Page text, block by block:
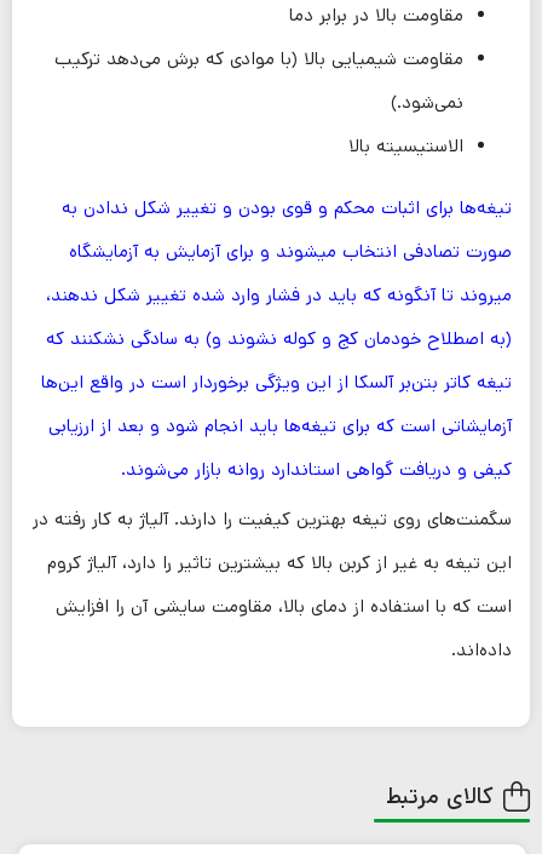
مقاومت بالا در برابر دما
مقاومت شیمیایی بالا (با موادی که برش می‌دهد ترکیب
نمی‌شود.)
الاستیسیته بالا
تیغه‌ها برای اثبات محکم و قوی بودن و تغییر شکل ندادن به
صورت تصادفی انتخاب میشوند و برای آزمایش به آزمایشگاه
میروند تا آنگونه که باید در فشار وارد شده تغییر شکل ندهند،
(به اصطلاح خودمان کج و کوله نشوند و) به سادگی نشکنند که
تیغه کاتر بتن‌بر آلسکا از این ویژگی برخوردار است در واقع این‌ها
آزمایشاتی است که برای تیغه‌ها باید انجام شود و بعد از ارزیابی
کیفی و دریافت گواهی استاندارد روانه بازار می‌شوند.
سگمنت‌های روی تیغه بهترین کیفیت را دارند. آلیاژ به کار رفته در
این تیغه به غیر از کربن بالا که بیشترین تاثیر را دارد، آلیاژ کروم
است که با استفاده از دمای بالا، مقاومت سایشی آن را افزایش
داده‌اند.
کالای مرتبط